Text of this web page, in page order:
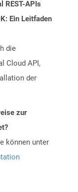
REST-APIs
Ein Leitfaden
die
Cloud API,
der
zur
können unter